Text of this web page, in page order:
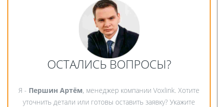
ОСТАЛИСЬ ВОПРОСЫ?
Я - Першин Артём, менеджер компании Voxlink. Хотите
уточнить детали или готовы оставить заявку? Укажите